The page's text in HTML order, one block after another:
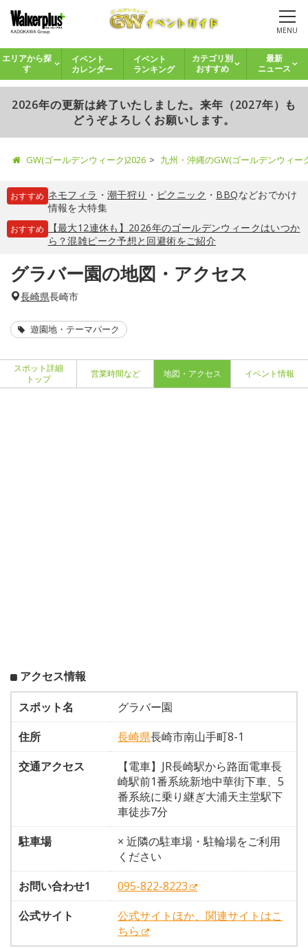
MENU
エリアから探
す
イベント
カレンダー
イベント
ランキング
カテゴリ別
おすすめ
最新
ニュース
2026年の更新は終了いたしました。来年（2027年）も
どうぞよろしくお願いします。
GW(ゴールデンウィーク)2026 九州・沖縄のGW(ゴールデンウィ
おすすめ ネモフィラ ・ 潮干狩り ・ ピクニック ・ BBQなどおでかけ
情報を大特集
おすすめ
【最大12連休も】2026年のゴールデンウィークはいつか
ら？混雑ピーク予想と回避術をご紹介
グラバー園の地図・アクセス
長崎県長崎市
遊園地・テーマパーク
スポット詳細
トップ
営業時間など 地図・アクセス イベント情報
アクセス情報
スポット名
グラバー園
住所
長崎県長崎市南山手町8-1
交通アクセス
【電車】JR長崎駅から路面電車長
崎駅前1番系統新地中華街下車、5
番系統に乗り継ぎ大浦天主堂駅下
車徒歩7分
駐車場
× 近隣の駐車場・駐輪場をご利用
ください
お問い合わせ1
095-822-8223
公式サイト
公式サイトほか、関連サイトはこ
ちら